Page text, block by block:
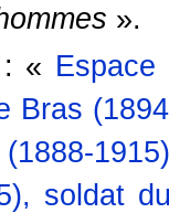
».
«
Bras
soldat